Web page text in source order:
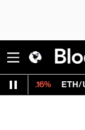
ETH/USD 1,919.42